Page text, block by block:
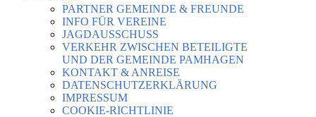
PARTNER GEMEINDE & FREUNDE
INFO FÜR VEREINE
JAGDAUSSCHUSS
VERKEHR ZWISCHEN BETEILIGTE
UND DER GEMEINDE PAMHAGEN
KONTAKT & ANREISE
DATENSCHUTZERKLÄRUNG
IMPRESSUM
COOKIE-RICHTLINIE